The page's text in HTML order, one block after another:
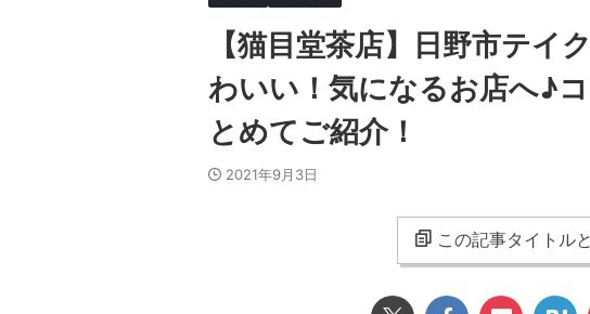
【猫目堂茶店】日野市テイ
わいい！気になるお店へ♪
とめてご紹介！
2021年9月3日
この記事タイトル